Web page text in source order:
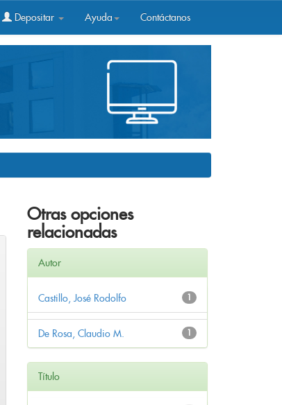
Depositar Ayuda Contáctanos
Otras opciones
relacionadas
Autor
1
Castillo, José Rodolfo
1
De Rosa, Claudio M.
Título